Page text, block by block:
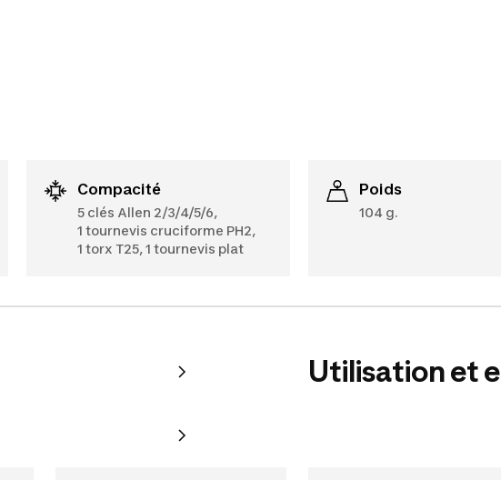
Compacité
5 clés Allen 2/3/4/5/6,
1 tournevis cruciforme PH2,
1 torx T25, 1 tournevis plat
Poids
104 g.
Utilisation et